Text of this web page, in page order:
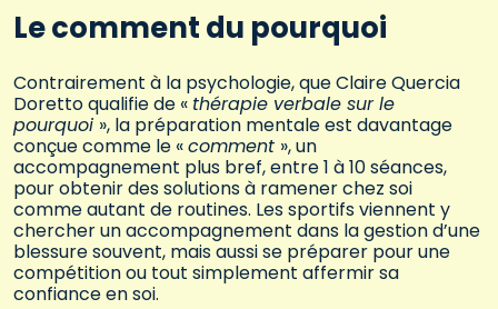
Le comment du pourquoi
Contrairement à la psychologie, que Claire Quercia
Doretto qualifie de « thérapie verbale sur le
pourquoi », la préparation mentale est davantage
conçue comme le «comment », un
accompagnement plus bref, entre 1 à 10 séances,
pour obtenir des solutions à ramener chez soi
comme autant de routines. Les sportifs viennent y
chercher un accompagnement dans la gestion d’une
blessure souvent, mais aussi se préparer pour une
compétition ou tout simplement affermir sa
confiance en soi.